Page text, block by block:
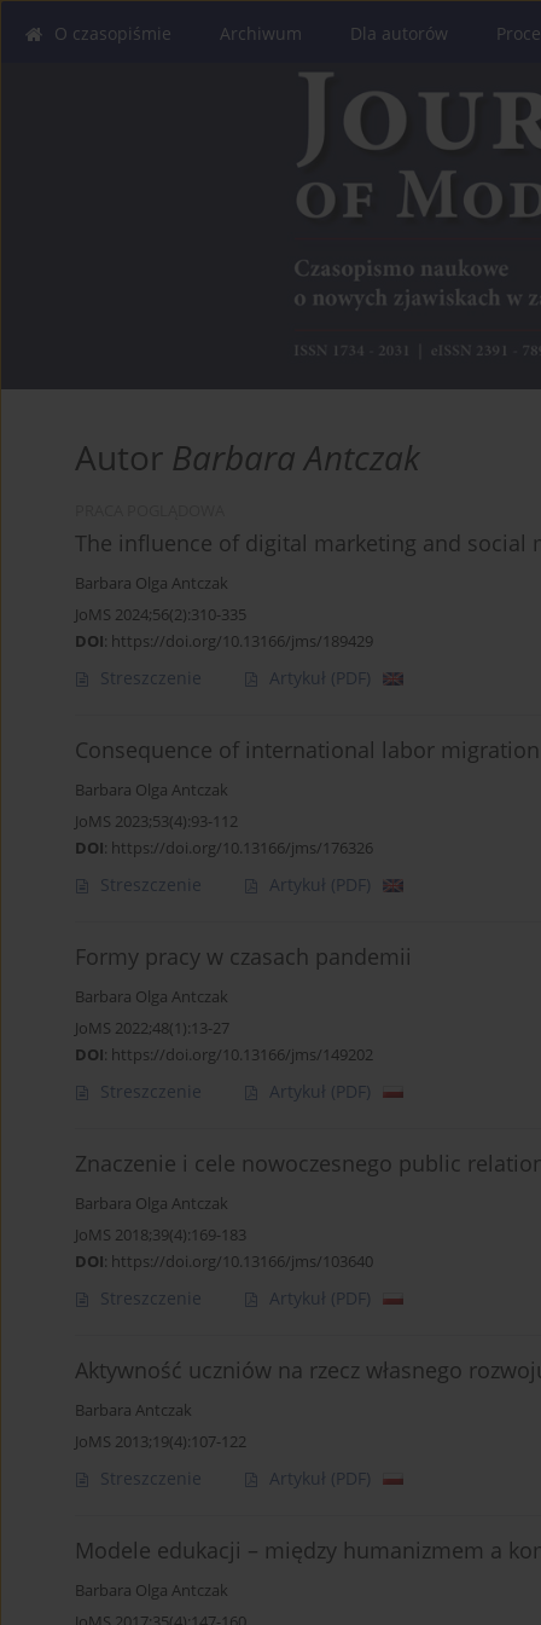
O czasopiśmie Archiwum Dla autorów
Autor Barbara Antczak
The influence of digital marketing and
Barbara Olga Antczak
JoMS 2024;56(2):310-335
DOI: https://doi.org/10.13166/jms/189429
Streszczenie Artykuł (PDF)
Consequence of international labor
Barbara Olga Antczak
JoMS 2023;53(4):93-112
DOI: https://doi.org/10.13166/jms/176326
Streszczenie Artykuł (PDF)
Formy pracy w czasach pandemii
Barbara Olga Antczak
JoMS 2022;48(1):13-27
DOI: https://doi.org/10.13166/jms/149202
Streszczenie Artykuł (PDF)
Znaczenie i cele nowoczesnego public
Barbara Olga Antczak
JoMS 2018;39(4):169-183
DOI: https://doi.org/10.13166/jms/103640
Streszczenie Artykuł (PDF)
Aktywność uczniów na rzecz własnego
Barbara Antczak
JoMS 2013;19(4):107-122
Streszczenie Artykuł (PDF)
Modele edukacji – między humanizmem a
Barbara Olga Antczak